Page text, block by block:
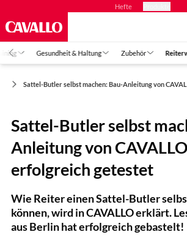
Hefte
Gesundheit & Haltung Zubehör
Sattel-Butler selbst machen: Bau-Anleitung von
Sattel-Butler selbst
Anleitung von
erfolgreich getestet
Wie Reiter einen Sattel-Butler
können, wird in CAVALLO erklärt.
aus Berlin hat erfolgreich gebastelt!